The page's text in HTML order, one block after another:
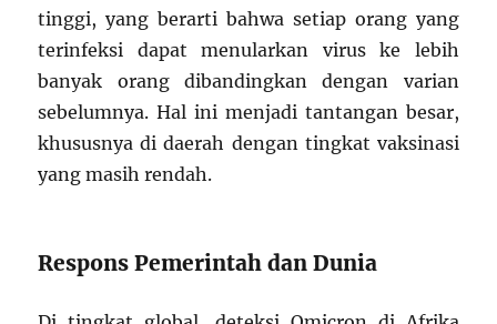
tinggi, yang berarti bahwa setiap orang yang
terinfeksi dapat menularkan virus ke lebih
banyak orang dibandingkan dengan varian
sebelumnya. Hal ini menjadi tantangan besar,
khususnya di daerah dengan tingkat vaksinasi
yang masih rendah.
Respons Pemerintah dan Dunia